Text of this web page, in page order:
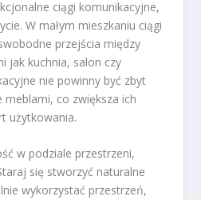
ciągi komunikacyjne,
W małym mieszkaniu ciągi
przejścia między
jak kuchnia, salon czy
nie powinny być zbyt
co zwiększa ich
użytkowania.
w podziale przestrzeni,
się stworzyć naturalne
wykorzystać przestrzeń,